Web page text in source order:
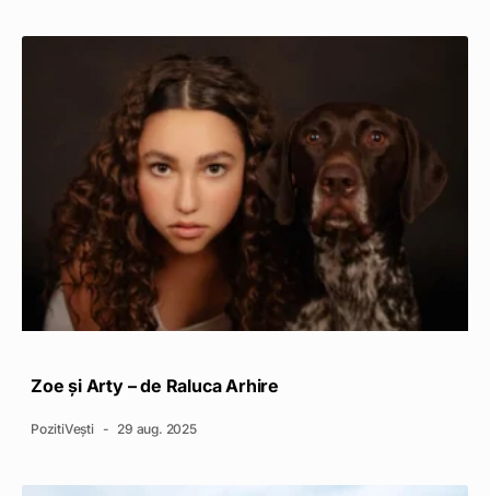
Zoe și Arty – de Raluca Arhire
PozitiVești 29 aug. 2025